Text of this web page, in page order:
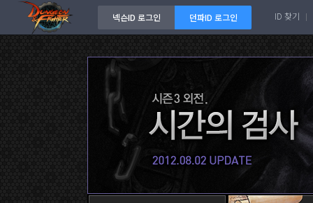
넥슨ID 로그인 던파ID 로그인 ID 찾기